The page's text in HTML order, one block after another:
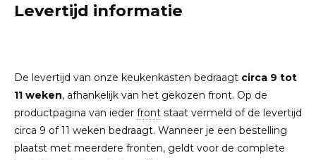
Levertijd informatie
De levertijd van onze keukenkasten bedraagt circa 9 tot
11 weken, afhankelijk van het gekozen front. Op de
productpagina van ieder front staat vermeld of de levertijd
circa 9 of 11 weken bedraagt. Wanneer je een bestelling
plaatst met meerdere fronten, geldt voor de complete